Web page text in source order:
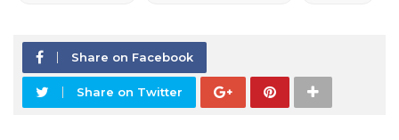
Share on Facebook
Share on Twitter